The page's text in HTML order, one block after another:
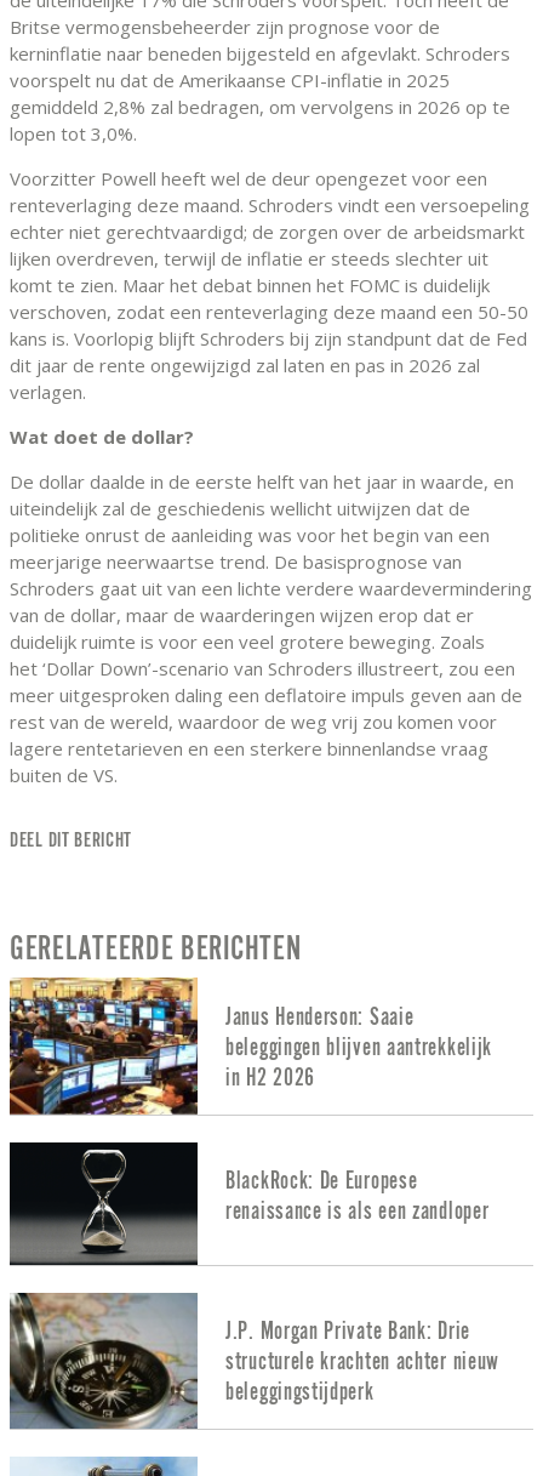
Britse vermogensbeheerder zijn prognose voor de
kerninflatie naar beneden bijgesteld en afgevlakt. Schroders
voorspelt nu dat de Amerikaanse CPI-inflatie in 2025
gemiddeld 2,8% zal bedragen, om vervolgens in 2026 op te
lopen tot 3,0%.
Voorzitter Powell heeft wel de deur opengezet voor een
renteverlaging deze maand. Schroders vindt een versoepeling
echter niet gerechtvaardigd; de zorgen over de arbeidsmarkt
lijken overdreven, terwijl de inflatie er steeds slechter uit
komt te zien. Maar het debat binnen het FOMC is duidelijk
verschoven, zodat een renteverlaging deze maand een 50-50
kans is. Voorlopig blijft Schroders bij zijn standpunt dat de Fed
dit jaar de rente ongewijzigd zal laten en pas in 2026 zal
verlagen.
Wat doet de dollar?
De dollar daalde in de eerste helft van het jaar in waarde, en
uiteindelijk zal de geschiedenis wellicht uitwijzen dat de
politieke onrust de aanleiding was voor het begin van een
meerjarige neerwaartse trend. De basisprognose van
Schroders gaat uit van een lichte verdere waardevermindering
van de dollar, maar de waarderingen wijzen erop dat er
duidelijk ruimte is voor een veel grotere beweging. Zoals
het ‘Dollar Down’-scenario van Schroders illustreert, zou een
meer uitgesproken daling een deflatoire impuls geven aan de
rest van de wereld, waardoor de weg vrij zou komen voor
lagere rentetarieven en een sterkere binnenlandse vraag
buiten de VS.
DEEL DIT BERICHT
GERELATEERDE BERICHTEN
Janus Henderson: Saaie
beleggingen blijven aantrekkelijk
in H2 2026
BlackRock: De Europese
renaissance is als een zandloper
J.P. Morgan Private Bank: Drie
structurele krachten achter nieuw
beleggingstijdperk